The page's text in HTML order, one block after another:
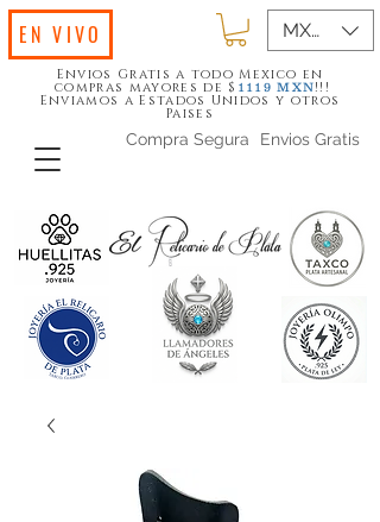
Envios Gratis
Compra Segura
Envios Gratis a todo Mexico en
compras mayores de $ 1119 MXN!!!
Enviamos a Estados Unidos y otros
Paises
MXN ($)
EN VIVO